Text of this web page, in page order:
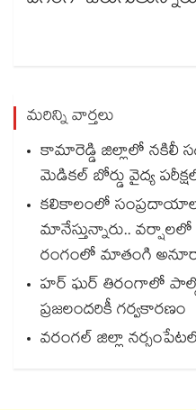
మరిన్ని వార్తలు
కామారెడ్డి జిల్లాలో నకిలీ
మెడికల్ బోర్డు వైద్య
కలికాలంలో
మానేస్తున్నారు.. వర్షాలలో
రంగంలో మాతంగి
హర్ ఘర్ తిరంగాలో
ప్రజలందరికీ గర్వకారణం
వరంగల్ జిల్లా నర్సంపేటలో